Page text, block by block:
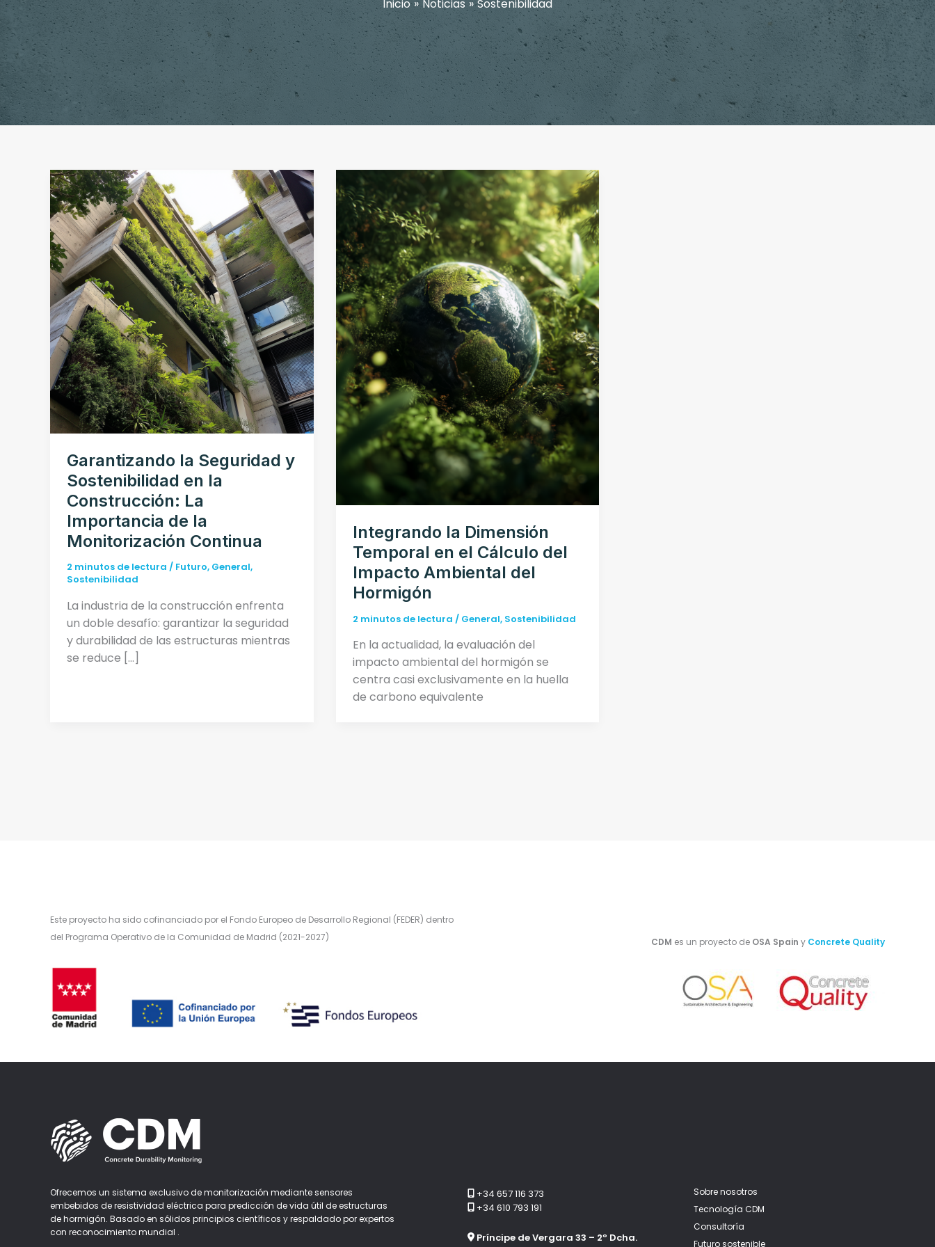
Inicio Noticias Sostenibilidad
Garantizando la Seguridad y
Sostenibilidad en la
Construcción: La
Importancia de la
Monitorización Continua
2 minutos de lectura / Futuro, General,
Sostenibilidad
La industria de la construcción enfrenta
un doble desafío: garantizar la seguridad
y durabilidad de las estructuras mientras
se reduce […]
Integrando la Dimensión
Temporal en el Cálculo del
Impacto Ambiental del
Hormigón
2 minutos de lectura / General, Sostenibilidad
En la actualidad, la evaluación del
impacto ambiental del hormigón se
centra casi exclusivamente en la huella
de carbono equivalente
Este proyecto ha sido cofinanciado por el Fondo Europeo de Desarrollo Regional (FEDER) dentro
del Programa Operativo de la Comunidad de Madrid (2021-2027)
CDM es un proyecto de OSA Spain y Concrete Quality
Ofrecemos un sistema exclusivo de monitorización mediante sensores
embebidos de resistividad eléctrica para predicción de vida útil de estructuras
de hormigón. Basado en sólidos principios científicos y respaldado por expertos
con reconocimiento mundial .
+34 657 116 373
+34 610 793 191
Príncipe de Vergara 33 – 2º Dcha.
Sobre nosotros
Tecnología CDM
Consultoría
Futuro sostenible